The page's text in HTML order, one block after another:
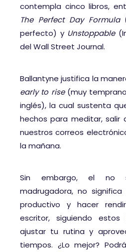
contempla cinco libros,
The Perfect Day Formula
perfecto) y Unstoppable
del Wall Street Journal.
Ballantyne justifica la
early to rise(muy
inglés), la cual sustenta
hechos para meditar, salir
nuestros correos
la mañana.
Sin embargo, el no
madrugadora, no
productivo y hacer
escritor, siguiendo
ajustar tu rutina y
tiempos. ¿Lo mejor?